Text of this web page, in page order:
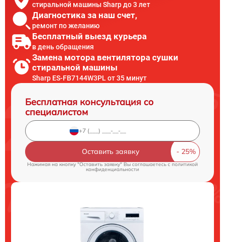
стиральной машины Sharp до 3 лет
Диагностика за наш счет,
ремонт по желанию
Бесплатный выезд курьера
в день обращения
Замена мотора вентилятора сушки
стиральной машины
Sharp ES-FB7144W3PL от 35 минут
Бесплатная консультация со
специалистом
Оставить заявку
Нажимая на кнопку "Оставить заявку" Вы соглашаетесь cполитикой
конфиденциальности